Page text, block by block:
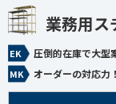
業務用ス
圧倒的在庫で大型
オーダーの対応力